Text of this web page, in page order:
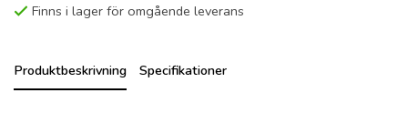
Finns i lager för omgående leverans
Produktbeskrivning Specifikationer